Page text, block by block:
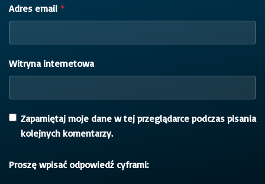
Adres email *
Witryna internetowa
Zapamiętaj moje dane w tej przeglądarce podczas pisania
kolejnych komentarzy.
Proszę wpisać odpowiedź cyframi: